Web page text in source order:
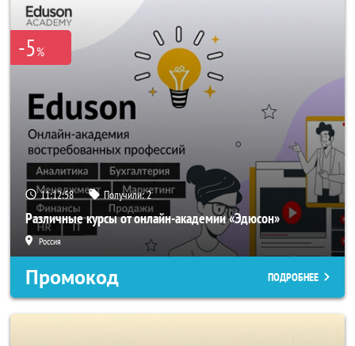
-5%
11:12:58 Получили:2
Различные курсы от онлайн-академии «Эдюсон»
Россия
Промокод ПОДРОБНЕЕ